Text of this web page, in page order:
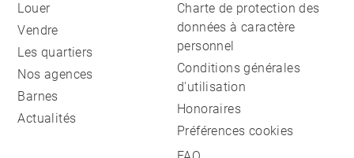
Louer
Vendre
Les quartiers
Nos agences
Barnes
Actualités
Charte de protection des
données à caractère
personnel
Conditions générales
d'utilisation
Honoraires
Préférences cookies